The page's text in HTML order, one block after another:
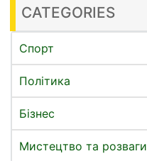
CATEGORIES
Спорт
Політика
Бізнес
Мистецтво та розваги